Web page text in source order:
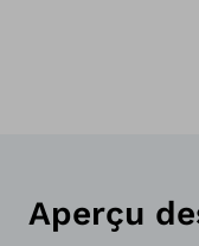
Aperçu